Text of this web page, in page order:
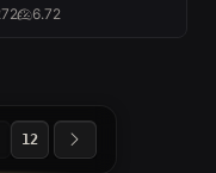
6.72
12